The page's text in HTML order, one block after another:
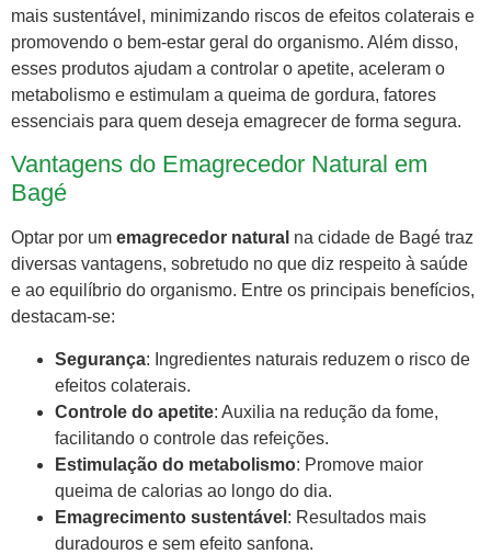
mais sustentável, minimizando riscos de efeitos colaterais e
promovendo o bem-estar geral do organismo. Além disso,
esses produtos ajudam a controlar o apetite, aceleram o
metabolismo e estimulam a queima de gordura, fatores
essenciais para quem deseja emagrecer de forma segura.
Vantagens do Emagrecedor Natural em
Bagé
Optar por um emagrecedor natural na cidade de Bagé traz
diversas vantagens, sobretudo no que diz respeito à saúde
e ao equilíbrio do organismo. Entre os principais benefícios,
destacam-se:
Segurança: Ingredientes naturais reduzem o risco de
efeitos colaterais.
Controle do apetite: Auxilia na redução da fome,
facilitando o controle das refeições.
Estimulação do metabolismo: Promove maior
queima de calorias ao longo do dia.
Emagrecimento sustentável : Resultados mais
duradouros e sem efeito sanfona.